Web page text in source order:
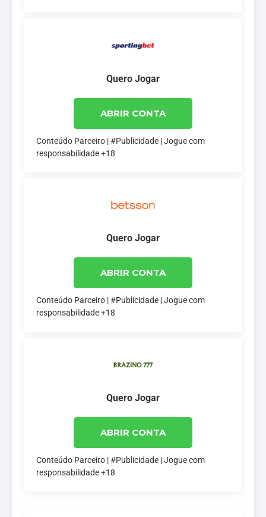
Quero Jogar
ABRIR CONTA
Conteúdo Parceiro | #Publicidade | Jogue com
responsabilidade +18
Quero Jogar
ABRIR CONTA
Conteúdo Parceiro | #Publicidade | Jogue com
responsabilidade +18
Quero Jogar
ABRIR CONTA
Conteúdo Parceiro | #Publicidade | Jogue com
responsabilidade +18